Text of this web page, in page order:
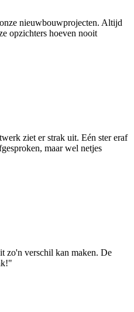
nieuwbouwprojecten. Altijd
opzichters hoeven nooit
ziet er strak uit. Eén ster eraf
maar wel netjes
zo'n verschil kan maken. De
"